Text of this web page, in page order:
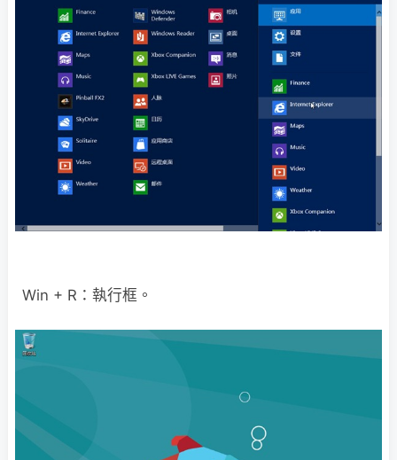
Win + R：執行框。